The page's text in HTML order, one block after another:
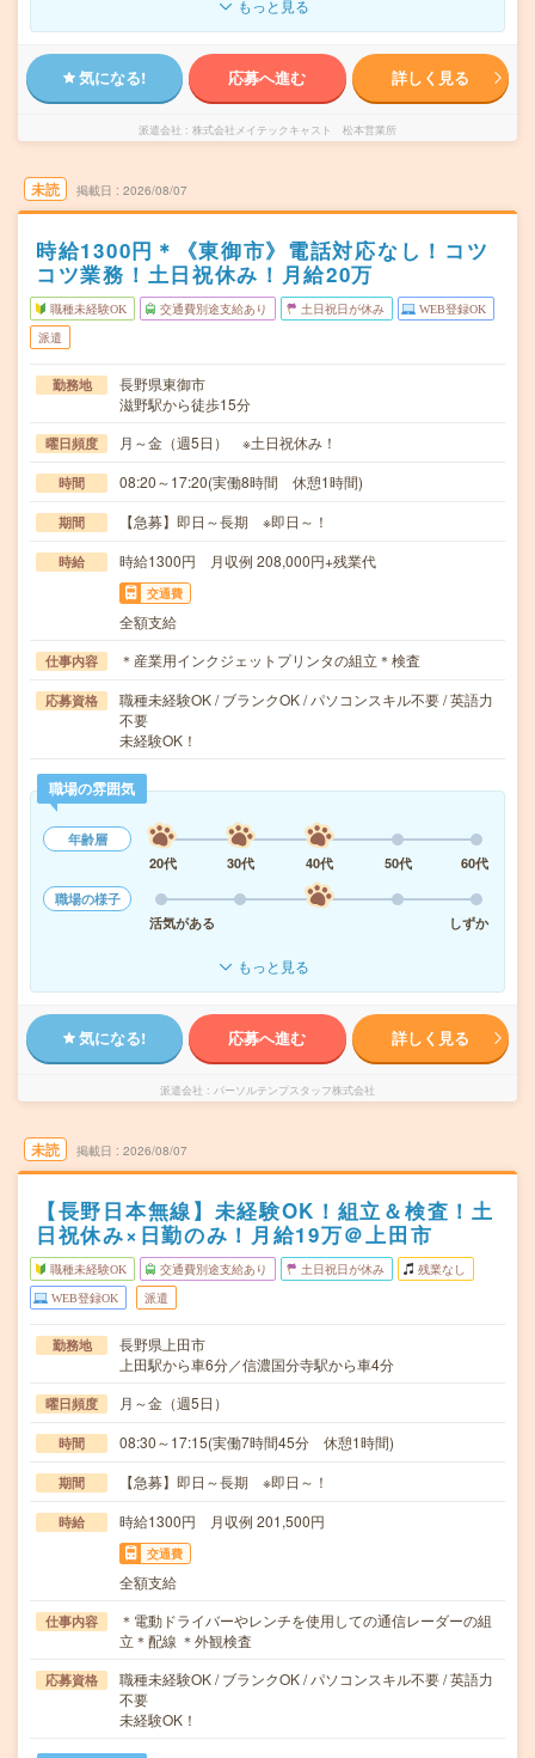
もっと見る
気になる! 応募へ進む 詳しく見る
派遣会社 株式会社メイテックキャスト 松本営業所
未読 掲載日 2026/08/07
時給1300円＊《東御市》電話対応なし！コツ
コツ業務！土日祝休み！月給20万
職種未経験OK 交通費別途支給あり 土日祝日が休み WEB登録OK
派遣
勤務地
長野県東御市
滋野駅から徒歩15分
曜日頻度 月～金（週5日） ※土日祝休み！
時間 08:20～17:20(実働8時間 休憩1時間)
期間 【急募】即日～長期 ※即日～！
時給 時給1300円 月収例 208,000円+残業代
交通費
全額支給
仕事内容 ＊産業用インクジェットプリンタの組立＊検査
応募資格
職種未経験OK / ブランクOK / パソコンスキル不要 / 英語力
不要
未経験OK！
職場の雰囲気
年齢層
20代
30代 40代 50代
60代
職場の様子
活気がある
しずか
もっと見る
気になる! 応募へ進む 詳しく見る
派遣会社 パーソルテンプスタッフ株式会社
未読 掲載日 2026/08/07
【長野日本無線】未経験OK！組立＆検査！土
日祝休み×日勤のみ！月給19万＠上田市
職種未経験OK 交通費別途支給あり 土日祝日が休み 残業なし
WEB登録OK 派遣
勤務地
長野県上田市
上田駅から車6分／信濃国分寺駅から車4分
曜日頻度 月～金（週5日）
時間 08:30～17:15(実働7時間45分 休憩1時間)
期間 【急募】即日～長期 ※即日～！
時給 時給1300円 月収例 201,500円
交通費
全額支給
仕事内容
＊電動ドライバーやレンチを使用しての通信レーダーの組
立＊配線 ＊外観検査
応募資格
職種未経験OK / ブランクOK / パソコンスキル不要 / 英語力
不要
未経験OK！